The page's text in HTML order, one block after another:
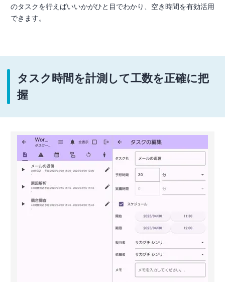
のタスクを行えばいいかがひと目でわかり、空き時間を有効活用
できます。
タスク時間を計測して工数を正確に把
握